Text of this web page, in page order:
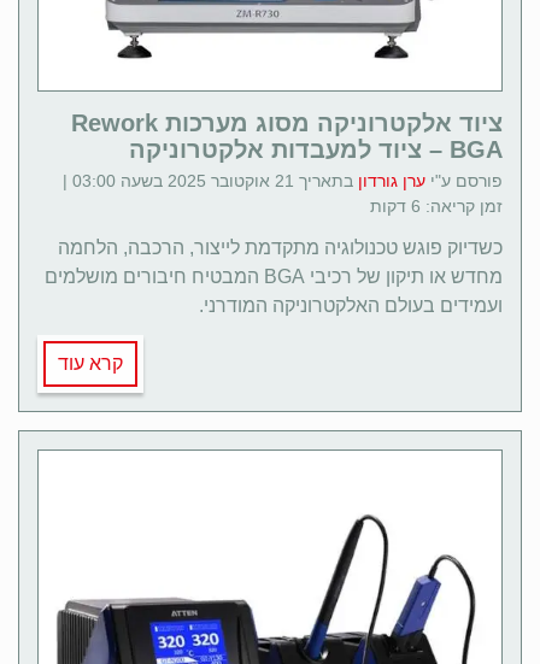
ציוד אלקטרוניקה מסוג מערכות Rework
BGA – ציוד למעבדות אלקטרוניקה
פורסם ע"י ערן גורדון
בתאריך 21 אוקטובר 2025 בשעה 03:00 |
זמן קריאה: 6 דקות
כשדיוק פוגש טכנולוגיה מתקדמת לייצור, הרכבה, הלחמה
מחדש או תיקון של רכיבי BGA המבטיח חיבורים מושלמים
ועמידים בעולם האלקטרוניקה המודרני.
קרא עוד